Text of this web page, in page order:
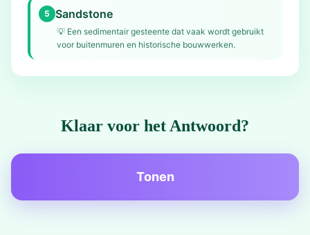
5 Sandstone
💡 Een sedimentair gesteente dat vaak wordt gebruikt
voor buitenmuren en historische bouwwerken.
Klaar voor het Antwoord?
Tonen